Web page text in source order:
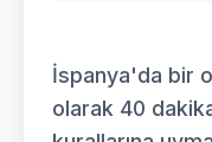
İspanya'da bir
olarak 40